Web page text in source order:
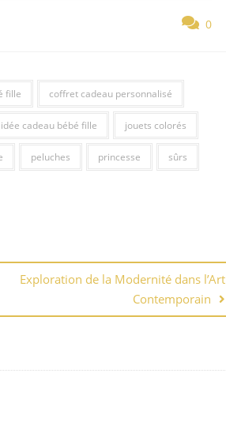
0
fille coffret cadeau personnalisé
idée cadeau bébé fille jouets colorés
peluches princesse sûrs
Exploration de la Modernité dans l’Art
Contemporain